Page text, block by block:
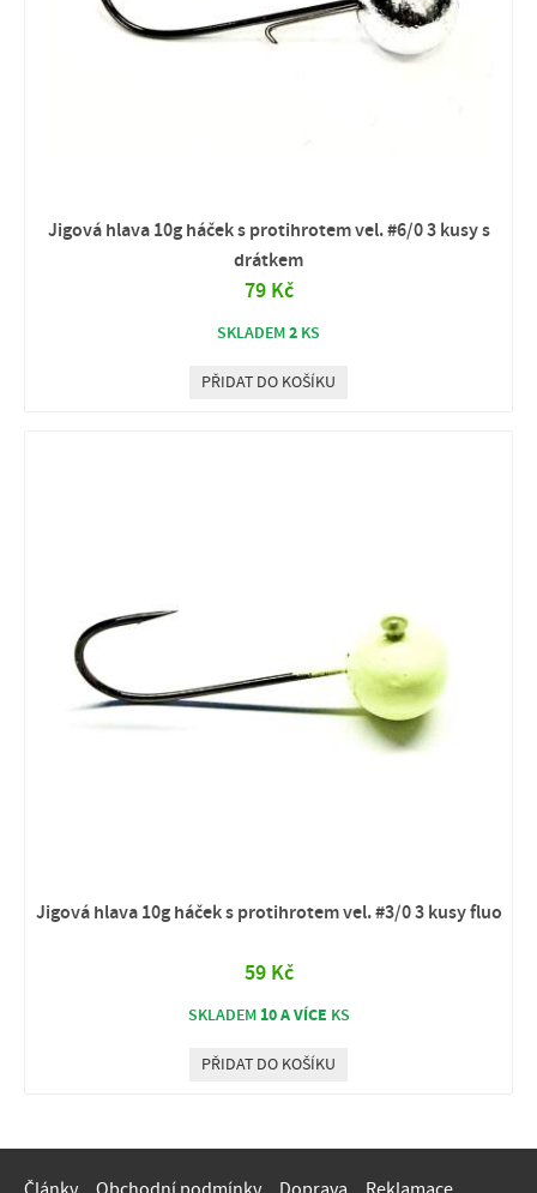
Jigová hlava 10g háček s protihrotem vel. #6/0 3 kusy s
drátkem
79 Kč
SKLADEM2 KS
PŘIDAT DO KOŠÍKU
Jigová hlava 10g háček s protihrotem vel. #3/0 3 kusy fluo
59 Kč
SKLADEM 10 A VÍCE KS
PŘIDAT DO KOŠÍKU